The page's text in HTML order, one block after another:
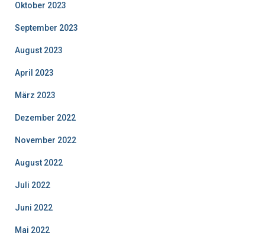
Oktober 2023
September 2023
August 2023
April 2023
März 2023
Dezember 2022
November 2022
August 2022
Juli 2022
Juni 2022
Mai 2022